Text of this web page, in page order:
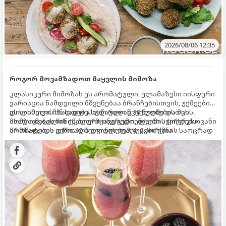
2026/08/06 12:35
როგორ მოვამზადოთ მაყვლის მიმოზა
კლასიკური მიმოზას ეს არომატული, ულამაზესი იისფერი
ვარიაცია ნამდვილი მშვენებაა ბრანჩებისთვის, უქმეების
დილისთვის ან სადღესასწაულო წვეულებებისთვის.
ახალი მაყვლის ტკბილ-მჟავე გემო, ლაიმის ციტრუსოვანი
არომატი და ცქრიალა ღვინის ბუშტუკები ქმნის საოცრად
დახვეწილ და მაგრილებელ კოქტეილს.
ეს სასმელი მზადდება სულ რაღაც 10 წუთში და მის
მომზადებას მინიმალური ინგრედიენტები სჭირდება.
მომზადების დრო: 10 წუთი ულუფა: 4–6 პორცია